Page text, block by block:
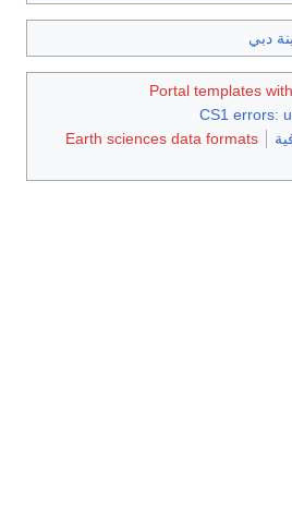
دبي
Portal templates
CS1 errors:
Earth sciences data formats